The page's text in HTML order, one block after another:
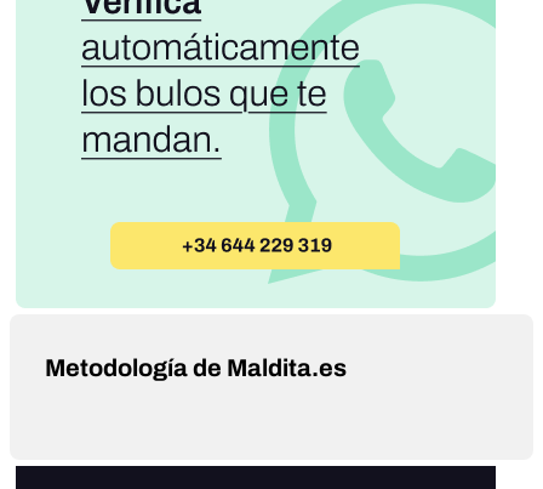
Metodología de Maldita.es